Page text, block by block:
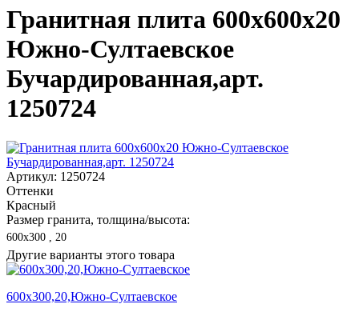
Гранитная плита 600х600x20
Южно-Султаевское
Бучардированная,арт.
1250724
Артикул: 1250724
Оттенки
Красный
Размер гранита, толщина/высота:
600х300 , 20
Другие варианты этого товара
600х300,20,Южно-Султаевское